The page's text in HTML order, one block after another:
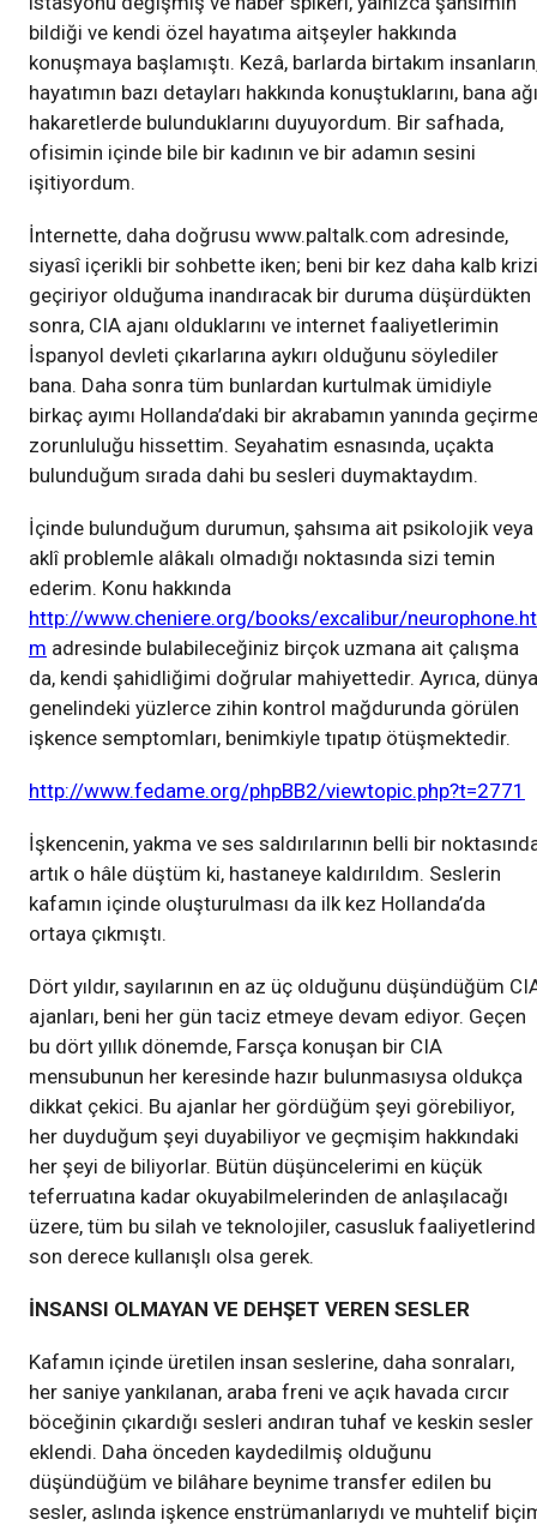
bildiği ve kendi özel hayatıma aitşeyler hakkında
konuşmaya başlamıştı. Kezâ, barlarda birtakım
hayatımın bazı detayları hakkında konuştuklarını, bana
hakaretlerde bulunduklarını duyuyordum. Bir safhada,
ofisimin içinde bile bir kadının ve bir adamın sesini
işitiyordum.
İnternette, daha doğrusu www.paltalk.com adresinde,
siyasî içerikli bir sohbette iken; beni bir kez daha kalb krizi
geçiriyor olduğuma inandıracak bir duruma düşürdükten
sonra, CIA ajanı olduklarını ve internet faaliyetlerimin
İspanyol devleti çıkarlarına aykırı olduğunu söylediler
bana. Daha sonra tüm bunlardan kurtulmak ümidiyle
birkaç ayımı Hollanda’daki bir akrabamın yanında geçirme
zorunluluğu hissettim. Seyahatim esnasında, uçakta
bulunduğum sırada dahi bu sesleri duymaktaydım.
İçinde bulunduğum durumun, şahsıma ait psikolojik veya
aklî problemle alâkalı olmadığı noktasında sizi temin
ederim. Konu hakkında
http://www.cheniere.org/books/excalibur/neurophone.ht
m adresinde bulabileceğiniz birçok uzmana ait çalışma
da, kendi şahidliğimi doğrular mahiyettedir. Ayrıca, dünya
genelindeki yüzlerce zihin kontrol mağdurunda görülen
işkence semptomları, benimkiyle tıpatıp ötüşmektedir.
http://www.fedame.org/phpBB2/viewtopic.php?t=2771
İşkencenin, yakma ve ses saldırılarının belli bir
artık o hâle düştüm ki, hastaneye kaldırıldım. Seslerin
kafamın içinde oluşturulması da ilk kez Hollanda’da
ortaya çıkmıştı.
Dört yıldır, sayılarının en az üç olduğunu düşündüğüm
ajanları, beni her gün taciz etmeye devam ediyor. Geçen
bu dört yıllık dönemde, Farsça konuşan bir CIA
mensubunun her keresinde hazır bulunmasıysa oldukça
dikkat çekici. Bu ajanlar her gördüğüm şeyi görebiliyor,
her duyduğum şeyi duyabiliyor ve geçmişim hakkındaki
her şeyi de biliyorlar. Bütün düşüncelerimi en küçük
teferruatına kadar okuyabilmelerinden de anlaşılacağı
üzere, tüm bu silah ve teknolojiler, casusluk
son derece kullanışlı olsa gerek.
İNSANSI OLMAYAN VE DEHŞET VEREN SESLER
Kafamın içinde üretilen insan seslerine, daha sonraları,
her saniye yankılanan, araba freni ve açık havada cırcır
böceğinin çıkardığı sesleri andıran tuhaf ve keskin sesler
eklendi. Daha önceden kaydedilmiş olduğunu
düşündüğüm ve bilâhare beynime transfer edilen bu
sesler, aslında işkence enstrümanlarıydı ve muhtelif